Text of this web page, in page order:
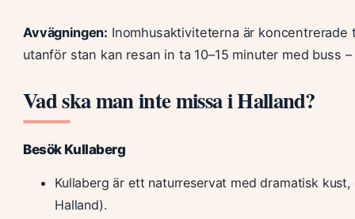
Avvägningen: Inomhusaktiviteterna är
utanför stan kan resan in ta 10–15 minuter med buss
Vad ska man inte missa i Halland?
Besök Kullaberg
Kullaberg är ett naturreservat med dramatisk
Halland).